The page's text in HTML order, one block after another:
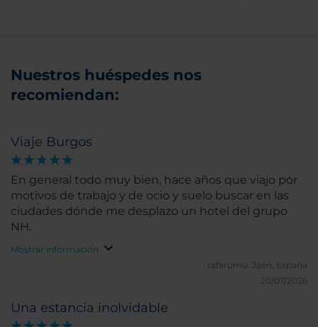
Nuestros huéspedes nos
recomiendan:
Viaje Burgos
En general todo muy bien, hace años que viajo por
motivos de trabajo y de ocio y suelo buscar en las
ciudades dónde me desplazo un hotel del grupo
NH.
Mostrar información
rafarumu. Jaén, España
20/07/2026
Una estancia inolvidable